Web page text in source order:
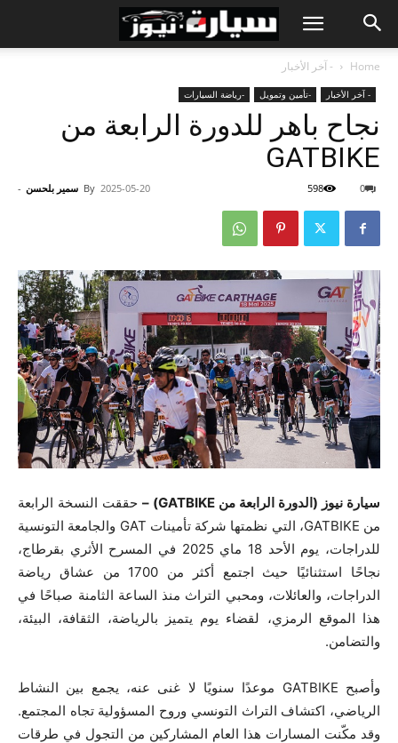
Home - آخر الأخبار
- آخر الأخبار -تأمين وتمويل -رياضة السيارات
نجاح باهر للدورة الرابعة من
GATBIKE
By سمير بلحسن - 2025-05-20 0
598
سيارة نيوز (الدورة الرابعة من GATBIKE) –
حققت النسخة الرابعة
من GATBIKE، التي نظمتها شركة تأمينات GAT والجامعة التونسية
للدراجات، يوم الأحد 18 ماي 2025 في المسرح الأثري بقرطاج،
نجاحًا استثنائيًا حيث اجتمع أكثر من 1700 من عشاق رياضة
الدراجات، والعائلات، ومحبي التراث منذ الساعة الثامنة صباحًا في
هذا الموقع الرمزي، لقضاء يوم يتميز بالرياضة، الثقافة، البيئة،
والتضامن.
وأصبح GATBIKE موعدًا سنويًا لا غنى عنه، يجمع بين النشاط
الرياضي، اكتشاف التراث التونسي وروح المسؤولية تجاه المجتمع.
وقد مكّنت المسارات هذا العام المشاركين من التجول في طرقات